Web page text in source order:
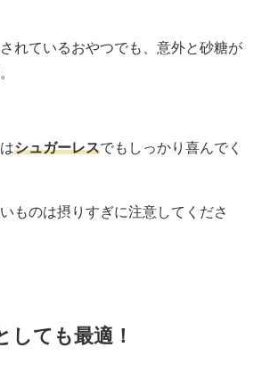
れているおやつでも、意外と砂糖が
シュガーレスでもしっかり喜んでく
ものは摂りすぎに注意してくださ
しても最適！